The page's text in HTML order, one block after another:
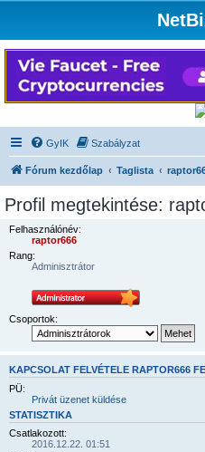
GyIK Szabályzat
Fórum kezdőlap Taglista
Profil megtekintése:
Felhasználónév:
raptor666
Rang:
Adminisztrátor
Csoportok:
KAPCSOLAT FELVÉTELE RAPTOR666
PÜ:
Privát üzenet küldése
STATISZTIKA
Csatlakozott:
2016.12.22. 01:51